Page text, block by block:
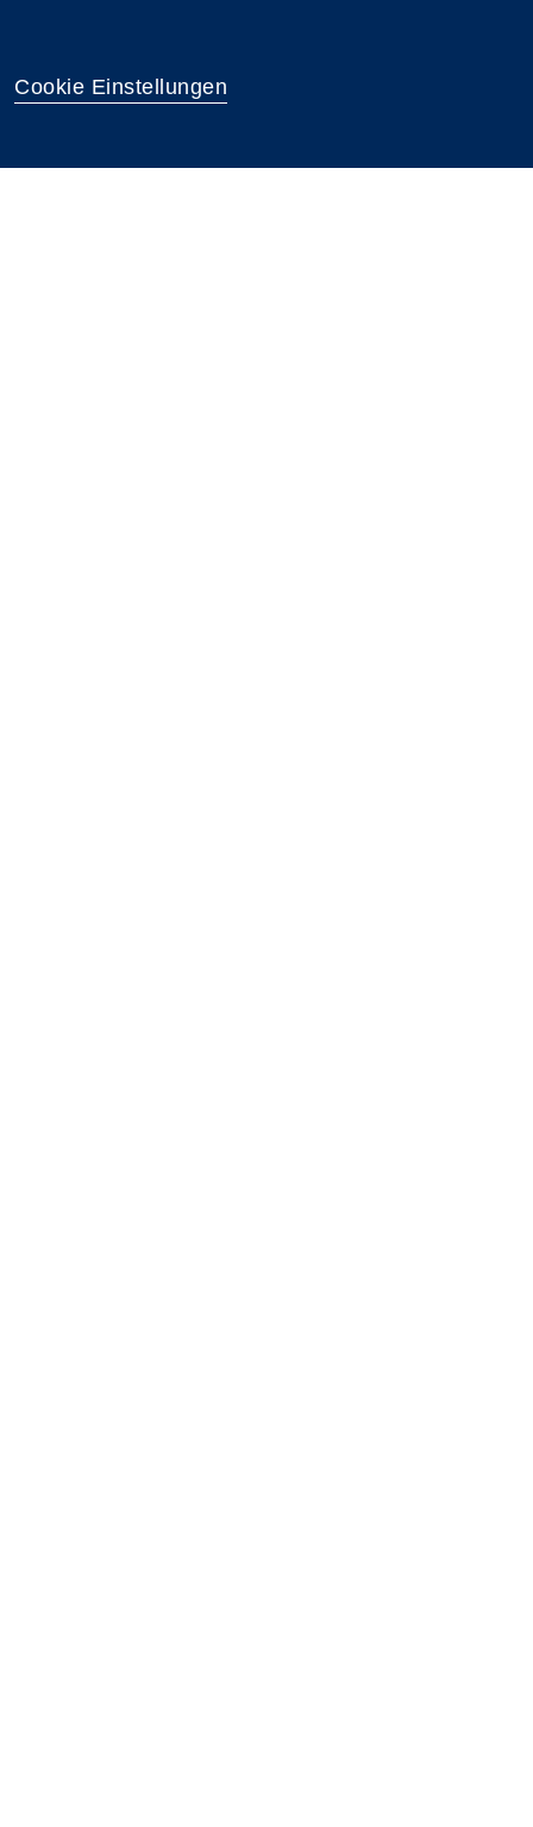
Cookie Einstellungen